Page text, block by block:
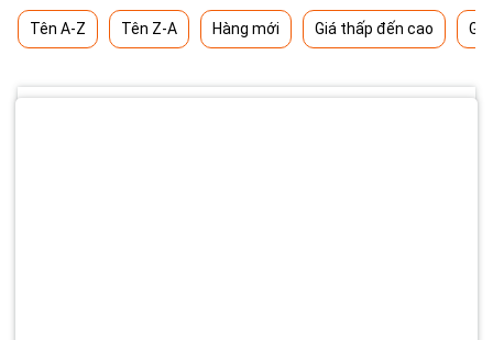
Tên A-Z Tên Z-A Hàng mới Giá thấp đến cao